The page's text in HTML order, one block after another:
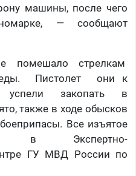
машины, после чего
— сообщают
помешало стрелкам
Пистолет они к
успели закопать в
также в ходе обысков
Все изъятое
в Экспертно-
ГУ МВД России по